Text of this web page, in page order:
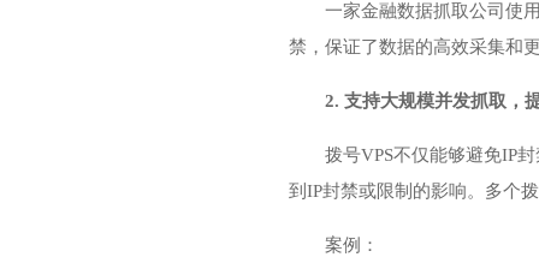
一家金融数据抓取公司使
禁，保证了数据的高效采集和
2. 支持大规模并发抓取，
拨号VPS不仅能够避免IP
到IP封禁或限制的影响。多个
案例：